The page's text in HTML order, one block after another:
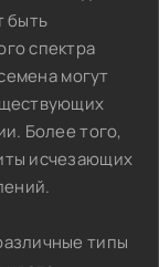
быть
спектра
могут
Более того,
исчезающих
типы